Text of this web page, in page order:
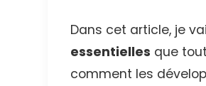
Dans cet article, je
essentielles que
comment les